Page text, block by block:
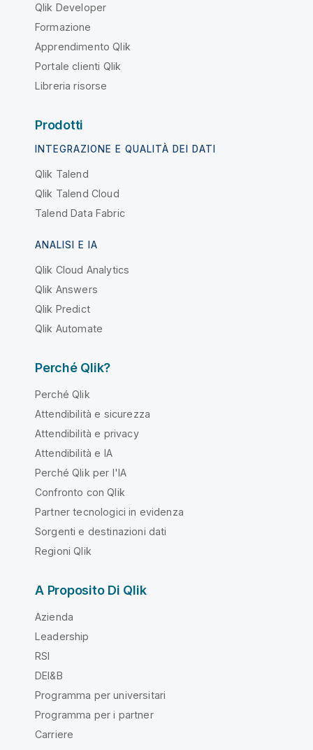
Qlik Developer
Formazione
Apprendimento Qlik
Portale clienti Qlik
Libreria risorse
Prodotti
INTEGRAZIONE E QUALITÀ DEI DATI
Qlik Talend
Qlik Talend Cloud
Talend Data Fabric
ANALISI E IA
Qlik Cloud Analytics
Qlik Answers
Qlik Predict
Qlik Automate
Perché Qlik?
Perché Qlik
Attendibilità e sicurezza
Attendibilità e privacy
Attendibilità e IA
Perché Qlik per l'IA
Confronto con Qlik
Partner tecnologici in evidenza
Sorgenti e destinazioni dati
Regioni Qlik
A Proposito Di Qlik
Azienda
Leadership
RSI
DEI&B
Programma per universitari
Programma per i partner
Carriere